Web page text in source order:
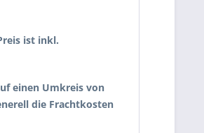
ist inkl.
einen Umkreis von
die Frachtkosten